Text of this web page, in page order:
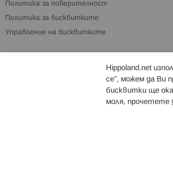
Политика за поверителност
Политика за бисквитките
Управление на бисквитките
Брошури
Hippoland.net
се”, можем да Ви
бисквитки ще
моля, прочетете